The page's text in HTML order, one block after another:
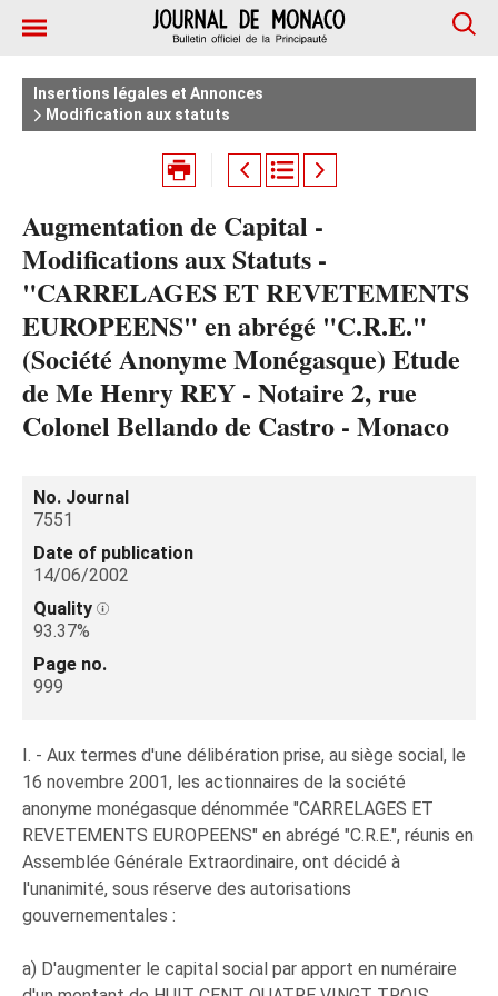
Insertions légales et Annonces
Modification aux statuts
Augmentation de Capital -
Modifications aux Statuts -
"CARRELAGES ET REVETEMENTS
EUROPEENS" en abrégé "C.R.E."
(Société Anonyme Monégasque) Etude
de Me Henry REY - Notaire 2, rue
Colonel Bellando de Castro - Monaco
No. Journal
7551
Date of publication
14/06/2002
Quality
93.37%
Page no.
999
I. - Aux termes d'une délibération prise, au siège social, le
16 novembre 2001, les actionnaires de la société
anonyme monégasque dénommée "CARRELAGES ET
REVETEMENTS EUROPEENS" en abrégé "C.R.E.", réunis en
Assemblée Générale Extraordinaire, ont décidé à
l'unanimité, sous réserve des autorisations
gouvernementales :
a) D'augmenter le capital social par apport en numéraire